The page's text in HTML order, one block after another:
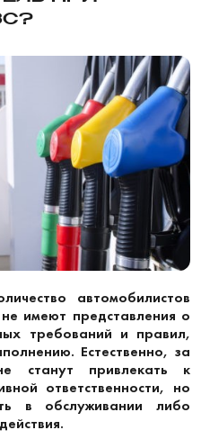
автомобилистов
имеют представления о
требований и правил,
Естественно, за
станут привлекать к
ответственности, но
в обслуживании либо